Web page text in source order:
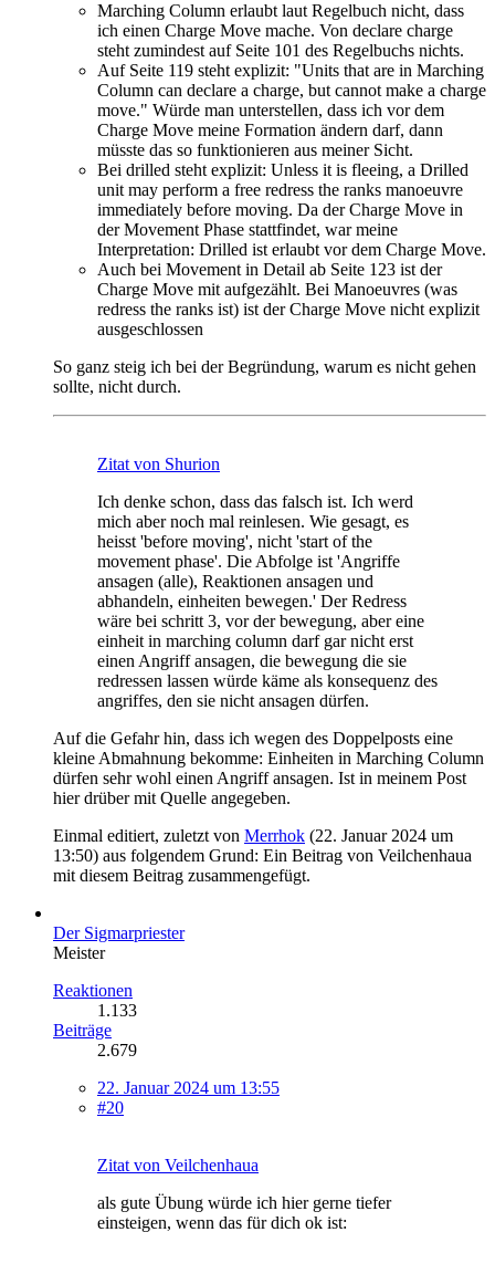
Marching Column erlaubt laut Regelbuch nicht, dass
ich einen Charge Move mache. Von declare charge
steht zumindest auf Seite 101 des Regelbuchs nichts.
Auf Seite 119 steht explizit: "Units that are in Marching
Column can declare a charge, but cannot make a charge
move." Würde man unterstellen, dass ich vor dem
Charge Move meine Formation ändern darf, dann
müsste das so funktionieren aus meiner Sicht.
Bei drilled steht explizit: Unless it is fleeing, a Drilled
unit may perform a free redress the ranks manoeuvre
immediately before moving. Da der Charge Move in
der Movement Phase stattfindet, war meine
Interpretation: Drilled ist erlaubt vor dem Charge Move.
Auch bei Movement in Detail ab Seite 123 ist der
Charge Move mit aufgezählt. Bei Manoeuvres (was
redress the ranks ist) ist der Charge Move nicht explizit
ausgeschlossen
So ganz steig ich bei der Begründung, warum es nicht gehen
sollte, nicht durch.
Zitat von Shurion
Ich denke schon, dass das falsch ist. Ich werd
mich aber noch mal reinlesen. Wie gesagt, es
heisst 'before moving', nicht 'start of the
movement phase'. Die Abfolge ist 'Angriffe
ansagen (alle), Reaktionen ansagen und
abhandeln, einheiten bewegen.' Der Redress
wäre bei schritt 3, vor der bewegung, aber eine
einheit in marching column darf gar nicht erst
einen Angriff ansagen, die bewegung die sie
redressen lassen würde käme als konsequenz des
angriffes, den sie nicht ansagen dürfen.
Auf die Gefahr hin, dass ich wegen des Doppelposts eine
kleine Abmahnung bekomme: Einheiten in Marching Column
dürfen sehr wohl einen Angriff ansagen. Ist in meinem Post
hier drüber mit Quelle angegeben.
Einmal editiert, zuletzt von Merrhok (22. Januar 2024 um
13:50) aus folgendem Grund: Ein Beitrag von Veilchenhaua
mit diesem Beitrag zusammengefügt.
Der Sigmarpriester
Meister
Reaktionen
1.133
Beiträge
2.679
22. Januar 2024 um 13:55
#20
Zitat von Veilchenhaua
als gute Übung würde ich hier gerne tiefer
einsteigen, wenn das für dich ok ist: